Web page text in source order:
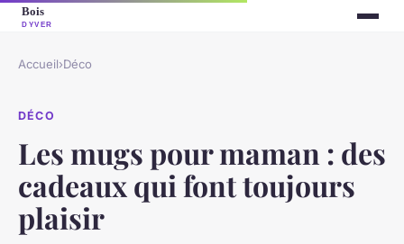
Accueil›Déco
DÉCO
Les mugs pour maman : des
cadeaux qui font toujours
plaisir